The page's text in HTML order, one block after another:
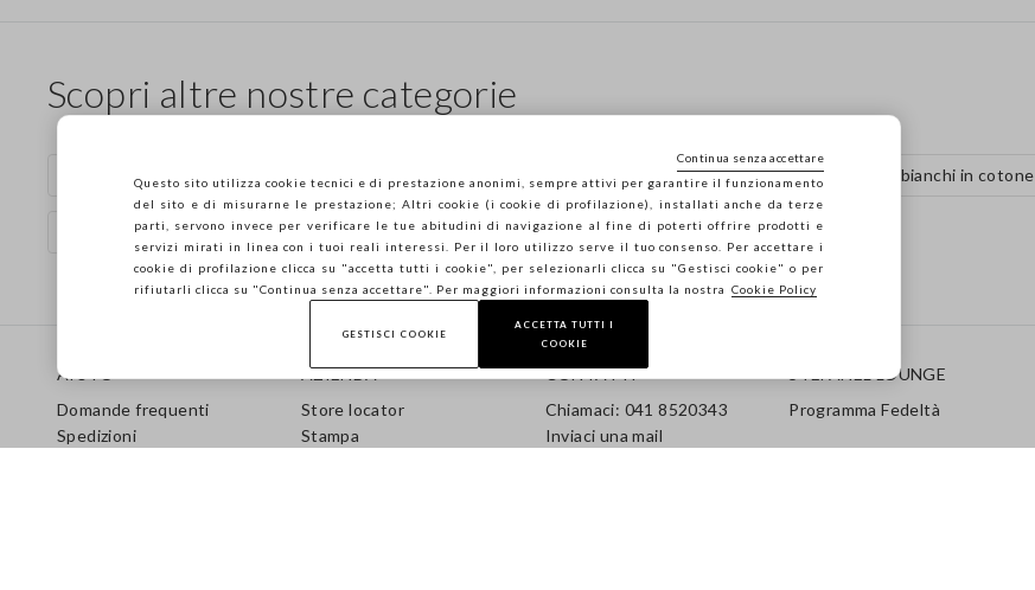
Scopri altre nostre categorie
Vestiti in cotone Maglie di cotone Pantaloni in cotone Top bianchi in cotone
Vestiti neri
AIUTO
Domande frequenti
Spedizioni
AZIENDA
Store locator
Stampa
CONTATTI
Chiamaci: 041 8520343
Inviaci una mail
STEFANEL LOUNGE
Programma Fedeltà
Questo sito utilizza cookie tecnici e di prestazione anonimi, sempre attivi per garantire il funzionamento
del sito e di misurarne le prestazione; Altri cookie (i cookie di profilazione), installati anche da terze
parti, servono invece per verificare le tue abitudini di navigazione al fine di poterti offrire prodotti e
servizi mirati in linea con i tuoi reali interessi. Per il loro utilizzo serve il tuo consenso. Per accettare i
cookie di profilazione clicca su "accetta tutti i cookie", per selezionarli clicca su "Gestisci cookie" o per
rifiutarli clicca su "Continua senza accettare". Per maggiori informazioni consulta la nostra Cookie Policy
GESTISCI COOKIE
ACCETTA TUTTI I
COOKIE
Continua senza accettare